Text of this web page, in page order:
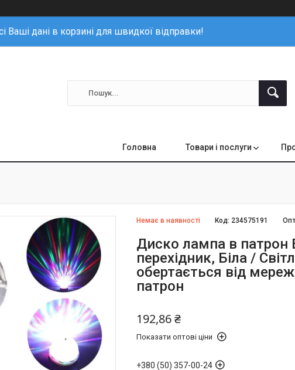
Ваші дані в корзині для швидкої відправки!
Головна Товари і послуги
Немає в наявності Код: 234575191
Диско лампа в патрон
перехідник, Біла /
обертається від
патрон
192,86 ₴
Показати оптові ціни
+380 (50) 357-00-24